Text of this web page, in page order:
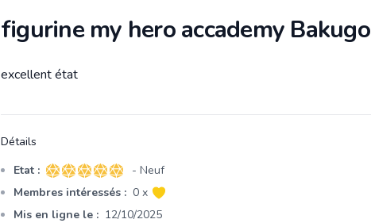
figurine my hero accademy Bakugo
Description
excellent état
Détails
Etat : 5 sur 5 étoiles
- Neuf
Membres intéressés : 0 x
Mis en ligne le : 12/10/2025